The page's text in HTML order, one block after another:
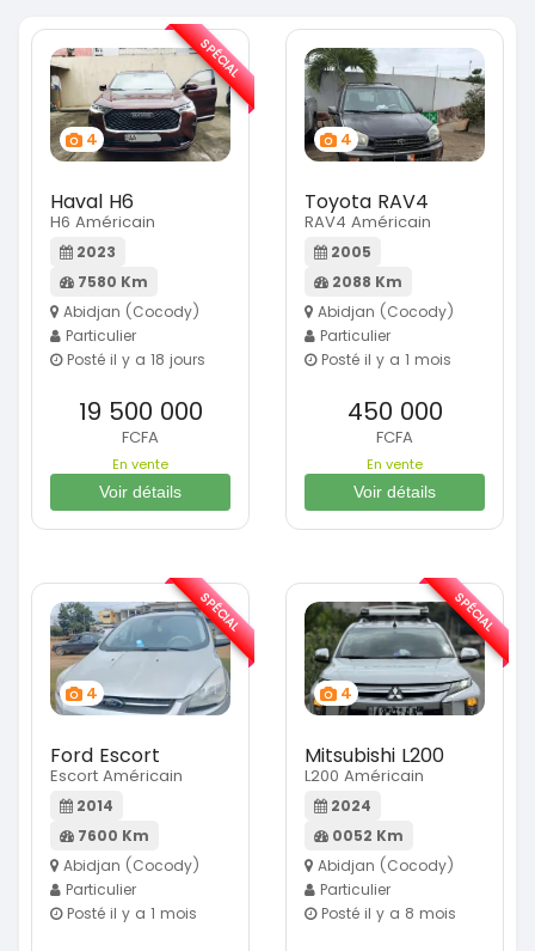
4
Haval H6
H6 Américain
2023
7580 Km
Abidjan (Cocody)
Particulier
Posté il y a 18 jours
19 500 000
FCFA
En vente
Voir détails
SPÉCIAL
4
Toyota RAV4
RAV4 Américain
2005
2088 Km
Abidjan (Cocody)
Particulier
Posté il y a 1 mois
450 000
FCFA
En vente
Voir détails
4
Ford Escort
Escort Américain
2014
7600 Km
Abidjan (Cocody)
Particulier
Posté il y a 1 mois
SPÉCIAL
4
Mitsubishi L200
L200 Américain
2024
0052 Km
Abidjan (Cocody)
Particulier
Posté il y a 8 mois
SPÉCIAL